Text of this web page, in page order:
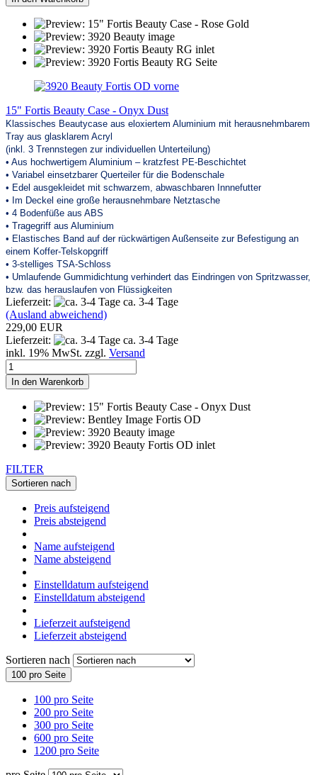
15" Fortis Beauty Case - Onyx Dust
Klassisches Beautycase aus eloxiertem Aluminium mit herausnehmbarem
Tray aus glasklarem Acryl
(inkl. 3 Trennstegen zur individuellen Unterteilung)
• Aus hochwertigem Aluminium – kratzfest PE-Beschichtet
• Variabel einsetzbarer Querteiler für die Bodenschale
• Edel ausgekleidet mit schwarzem, abwaschbaren Innnefutter
• Im Deckel eine große herausnehmbare Netztasche
• 4 Bodenfüße aus ABS
• Tragegriff aus Aluminium
• Elastisches Band auf der rückwärtigen Außenseite zur Befestigung an
einem Koffer-Telskopgriff
• 3-stelliges TSA-Schloss
• Umlaufende Gummidichtung verhindert das Eindringen von Spritzwasser,
bzw. das herauslaufen von Flüssigkeiten
Lieferzeit:
ca. 3-4 Tage
(Ausland abweichend)
229,00 EUR
Lieferzeit:
ca. 3-4 Tage
inkl. 19% MwSt. zzgl. Versand
In den Warenkorb
FILTER
Sortieren nach
Preis aufsteigend
Preis absteigend
Name aufsteigend
Name absteigend
Einstelldatum aufsteigend
Einstelldatum absteigend
Lieferzeit aufsteigend
Lieferzeit absteigend
Sortieren nach
100 pro Seite
100 pro Seite
200 pro Seite
300 pro Seite
600 pro Seite
1200 pro Seite